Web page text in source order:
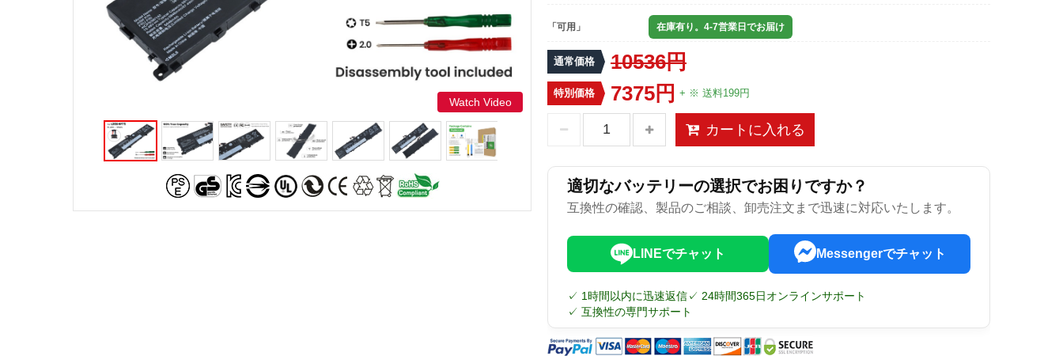
Watch Video
「可用」 在庫有り。4-7営業日でお届け
通常価格 10536円
特別価格 7375円 + ※ 送料199円
カートに入れる
適切なバッテリーの選択でお困りですか？
互換性の確認、製品のご相談、卸売注文まで迅速に対応いたします。
LINEでチャット Messengerでチャット
✓ 1時間以内に迅速返信✓ 24時間365日オンラインサポート
✓ 互換性の専門サポート